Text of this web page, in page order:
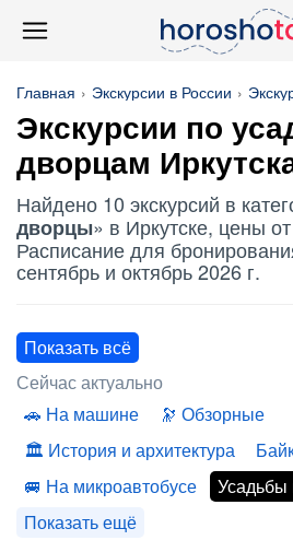
Главная Экскурсии в России
Экскурсии по
дворцам
Найдено 10 экскурсий в
дворцы» в Иркутске, цены
Расписание для
сентябрь и октябрь 2026 г.
Показать всё
Сейчас актуально
На машине
Обзорные
История и архитектура
На микроавтобусе
Показать ещё